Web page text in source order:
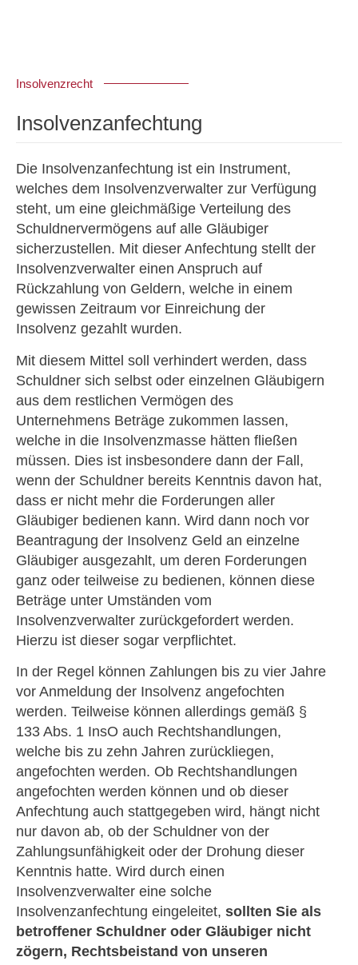
Insolvenzrecht
Insolvenzanfechtung
Die Insolvenzanfechtung ist ein Instrument,
welches dem Insolvenzverwalter zur Verfügung
steht, um eine gleichmäßige Verteilung des
Schuldnervermögens auf alle Gläubiger
sicherzustellen. Mit dieser Anfechtung stellt der
Insolvenzverwalter einen Anspruch auf
Rückzahlung von Geldern, welche in einem
gewissen Zeitraum vor Einreichung der
Insolvenz gezahlt wurden.
Mit diesem Mittel soll verhindert werden, dass
Schuldner sich selbst oder einzelnen Gläubigern
aus dem restlichen Vermögen des
Unternehmens Beträge zukommen lassen,
welche in die Insolvenzmasse hätten fließen
müssen. Dies ist insbesondere dann der Fall,
wenn der Schuldner bereits Kenntnis davon hat,
dass er nicht mehr die Forderungen aller
Gläubiger bedienen kann. Wird dann noch vor
Beantragung der Insolvenz Geld an einzelne
Gläubiger ausgezahlt, um deren Forderungen
ganz oder teilweise zu bedienen, können diese
Beträge unter Umständen vom
Insolvenzverwalter zurückgefordert werden.
Hierzu ist dieser sogar verpflichtet.
In der Regel können Zahlungen bis zu vier Jahre
vor Anmeldung der Insolvenz angefochten
werden. Teilweise können allerdings gemäß §
133 Abs. 1 InsO auch Rechtshandlungen,
welche bis zu zehn Jahren zurückliegen,
angefochten werden. Ob Rechtshandlungen
angefochten werden können und ob dieser
Anfechtung auch stattgegeben wird, hängt nicht
nur davon ab, ob der Schuldner von der
Zahlungsunfähigkeit oder der Drohung dieser
Kenntnis hatte. Wird durch einen
Insolvenzverwalter eine solche
Insolvenzanfechtung eingeleitet, sollten Sie als
betroffener Schuldner oder Gläubiger nicht
zögern, Rechtsbeistand von unseren